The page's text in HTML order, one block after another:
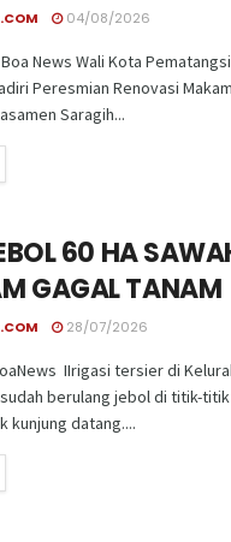
04/08/2026
News Wali Kota
Peresmian Renovasi
Saragih...
60 HA
GAGAL TANAM
28/07/2026
IIrigasi tersier di
berulang jebol di titik-
kunjung datang....